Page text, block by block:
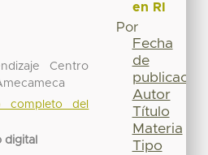
Centro
completo del
digital
en RI
Por
Fecha
de
publicación
Autor
Título
Materia
Tipo